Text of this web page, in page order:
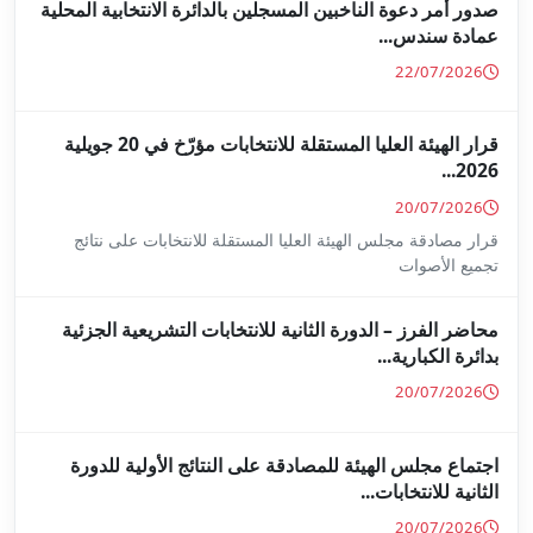
بالدائرة الانتخابية المحلية
قرار الهيئة العليا المستقلة للانتخابات مؤرّخ في 20 جويلية
المستقلة للانتخابات على نتائج
للانتخابات التشريعية الجزئية
على النتائج الأولية للدورة